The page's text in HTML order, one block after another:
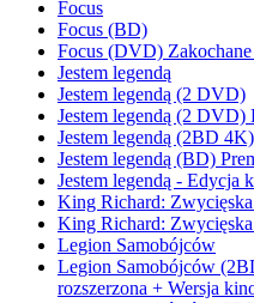
Focus
Focus (BD)
Focus (DVD)
Jestem legendą
Jestem legendą (2 DVD)
Jestem legendą (2 DVD)
Jestem legendą (2BD 4K)
Jestem legendą (BD)
Jestem legendą - Edycja
King Richard:
King Richard:
Legion Samobójców
Legion Samobójców
rozszerzona + Wersja